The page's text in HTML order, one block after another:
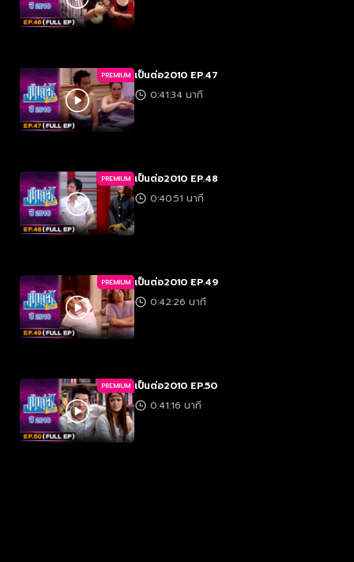
PREMIUM เป็นต่อ2010 EP.47
0:41:34 นาที
PREMIUM เป็นต่อ2010 EP.48
0:40:51 นาที
PREMIUM เป็นต่อ2010 EP.49
0:42:26 นาที
PREMIUM เป็นต่อ2010 EP.50
0:41:16 นาที